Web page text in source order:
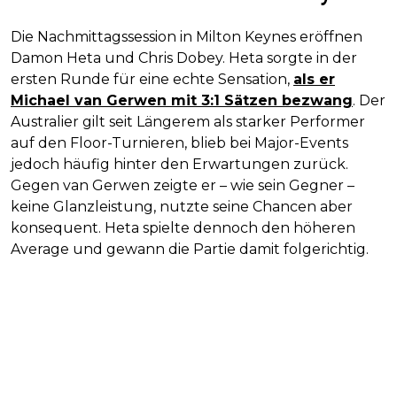
Die Nachmittagssession in Milton Keynes eröffnen
Damon Heta und Chris Dobey. Heta sorgte in der
ersten Runde für eine echte Sensation, als er
Michael van Gerwen mit 3:1 Sätzen bezwang. Der
Australier gilt seit Längerem als starker Performer
auf den Floor-Turnieren, blieb bei Major-Events
jedoch häufig hinter den Erwartungen zurück.
Gegen van Gerwen zeigte er – wie sein Gegner –
keine Glanzleistung, nutzte seine Chancen aber
konsequent. Heta spielte dennoch den höheren
Average und gewann die Partie damit folgerichtig.